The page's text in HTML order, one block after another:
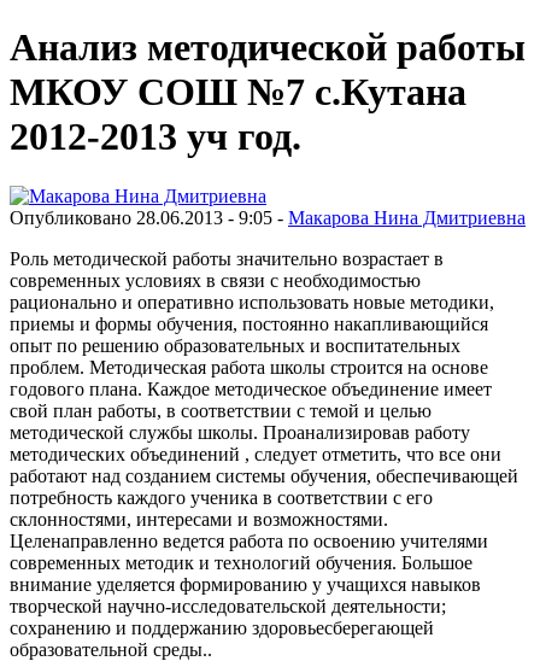
Анализ методической работы
МКОУ СОШ №7 с.Кутана
2012-2013 уч год.
Опубликовано 28.06.2013 - 9:05 - Макарова Нина Дмитриевна
Роль методической работы значительно возрастает в
современных условиях в связи с необходимостью
рационально и оперативно использовать новые методики,
приемы и формы обучения, постоянно накапливающийся
опыт по решению образовательных и воспитательных
проблем. Методическая работа школы строится на основе
годового плана. Каждое методическое объединение имеет
свой план работы, в соответствии с темой и целью
методической службы школы. Проанализировав работу
методических объединений , следует отметить, что все они
работают над созданием системы обучения, обеспечивающей
потребность каждого ученика в соответствии с его
склонностями, интересами и возможностями.
Целенаправленно ведется работа по освоению учителями
современных методик и технологий обучения. Большое
внимание уделяется формированию у учащихся навыков
творческой научно-исследовательской деятельности;
сохранению и поддержанию здоровьесберегающей
образовательной среды..